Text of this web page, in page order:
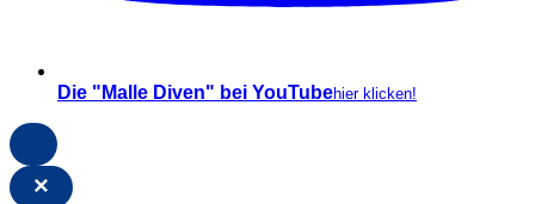
Die "Malle Diven" bei YouTubehier klicken!
×